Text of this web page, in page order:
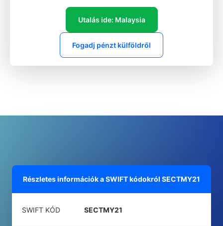
Utalás ide: Malaysia
Fogadj pénzt külföldről
Részletes információk a SWIFT kódokról SECTMY21
SWIFT KÓD SECTMY21